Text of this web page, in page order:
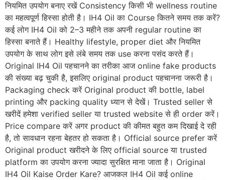
नियमित उपयोग बनाए रखें Consistency किसी भी wellness routine
का महत्वपूर्ण हिस्सा होती है। IH4 Oil का Course कितने समय तक करें?
कई लोग IH4 Oil को 2–3 महीने तक अपनी regular routine का
हिस्सा बनाते हैं। Healthy lifestyle, proper diet और नियमित
उपयोग के साथ लोग इसे लंबे समय तक use करना पसंद करते हैं।
Original IH4 Oil पहचानने का तरीका आज online fake products
की संख्या बढ़ चुकी है, इसलिए original product पहचानना जरूरी है।
Packaging check करें Original product की bottle, label
printing और packing quality ध्यान से देखें। Trusted seller से
खरीदें हमेशा verified seller या trusted website से ही order करें।
Price compare करें अगर product की कीमत बहुत कम दिखाई दे रही
है, तो सावधान रहना बेहतर हो सकता है। Official source prefer करें
Original product खरीदने के लिए official source या trusted
platform का उपयोग करना ज्यादा सुरक्षित माना जाता है। Original
IH4 Oil Kaise Order Kare? आजकल IH4 Oil कई online